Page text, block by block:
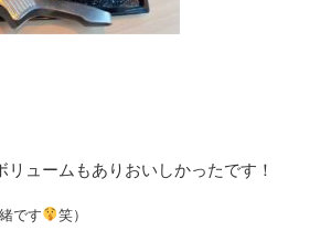
ュームもありおいしかったです！
です 笑）